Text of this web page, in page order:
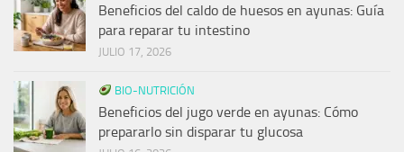
Beneficios del caldo de huesos en ayunas: Guía
para reparar tu intestino
JULIO 17, 2026
BIO-NUTRICIÓN
Beneficios del jugo verde en ayunas: Cómo
prepararlo sin disparar tu glucosa